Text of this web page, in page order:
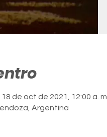
de oct de 2021, 12:00 a. m.
Argentina